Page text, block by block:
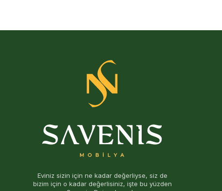
Eviniz sizin için ne kadar değerliyse, siz de
bizim için o kadar değerlisiniz, işte bu yüzden